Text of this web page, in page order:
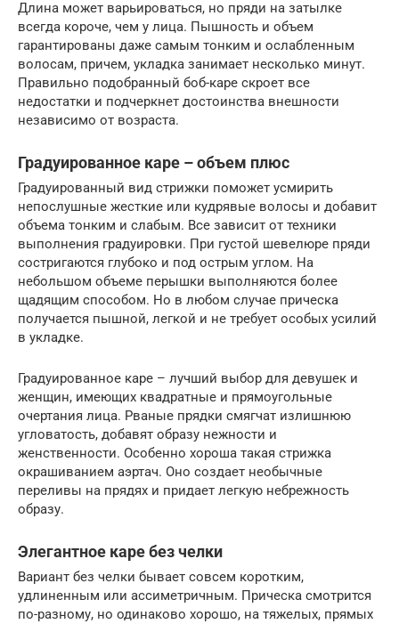
Длина может варьироваться, но пряди на затылке
всегда короче, чем у лица. Пышность и объем
гарантированы даже самым тонким и ослабленным
волосам, причем, укладка занимает несколько минут.
Правильно подобранный боб-каре скроет все
недостатки и подчеркнет достоинства внешности
независимо от возраста.
Градуированное каре – объем плюс
Градуированный вид стрижки поможет усмирить
непослушные жесткие или кудрявые волосы и добавит
объема тонким и слабым. Все зависит от техники
выполнения градуировки. При густой шевелюре пряди
состригаются глубоко и под острым углом. На
небольшом объеме перышки выполняются более
щадящим способом. Но в любом случае прическа
получается пышной, легкой и не требует особых усилий
в укладке.
Градуированное каре – лучший выбор для девушек и
женщин, имеющих квадратные и прямоугольные
очертания лица. Рваные прядки смягчат излишнюю
угловатость, добавят образу нежности и
женственности. Особенно хороша такая стрижка
окрашиванием аэртач. Оно создает необычные
переливы на прядях и придает легкую небрежность
образу.
Элегантное каре без челки
Вариант без челки бывает совсем коротким,
удлиненным или ассиметричным. Прическа смотрится
по-разному, но одинаково хорошо, на тяжелых, прямых